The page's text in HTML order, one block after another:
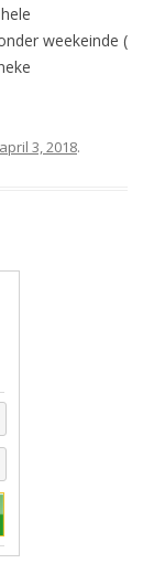
weekeinde (
april 3, 2018.